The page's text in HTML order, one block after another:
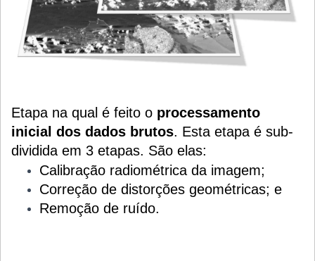
Etapa na qual é feito o processamento
inicial dos dados brutos. Esta etapa é sub-
dividida em 3 etapas. São elas:
Calibração radiométrica da imagem;
Correção de distorções geométricas; e
Remoção de ruído.